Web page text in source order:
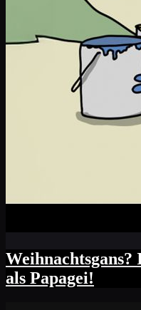
als Papagei!